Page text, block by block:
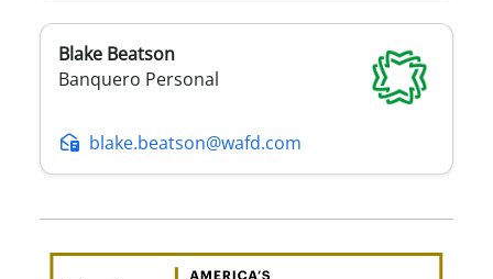
Blake Beatson
Banquero Personal
blake.beatson@wafd.com